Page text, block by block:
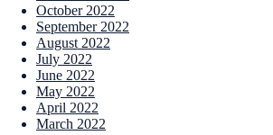
October 2022
September 2022
August 2022
July 2022
June 2022
May 2022
April 2022
March 2022